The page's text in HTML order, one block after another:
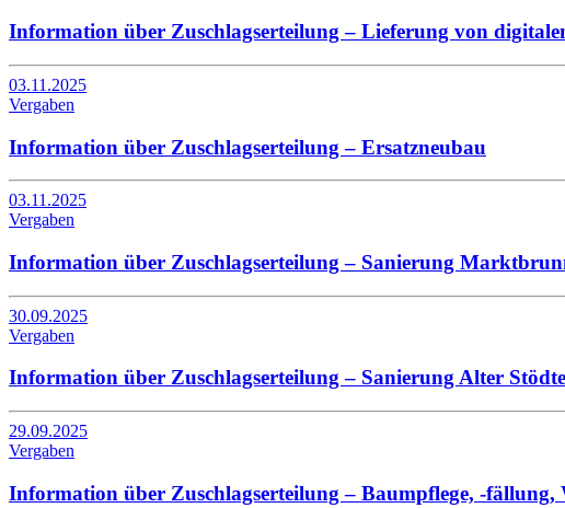
Information über Zuschlagserteilung – Lieferung von
03.11.2025
Vergaben
Information über Zuschlagserteilung – Ersatzneubau
03.11.2025
Vergaben
Information über Zuschlagserteilung – Sanierung
30.09.2025
Vergaben
Information über Zuschlagserteilung – Sanierung Alter
29.09.2025
Vergaben
Information über Zuschlagserteilung – Baumpflege, -